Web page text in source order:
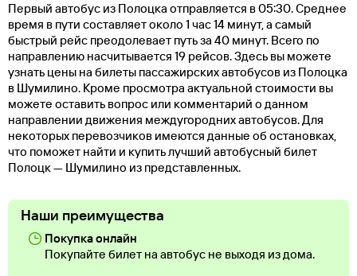
Первый автобус из Полоцка отправляется в 05:30. Среднее
время в пути составляет около 1 час 14 минут, а самый
быстрый рейс преодолевает путь за 40 минут. Всего по
направлению насчитывается 19 рейсов. Здесь вы можете
узнать цены на билеты пассажирских автобусов из Полоцка
в Шумилино. Кроме просмотра актуальной стоимости вы
можете оставить вопрос или комментарий о данном
направлении движения междугородних автобусов. Для
некоторых перевозчиков имеются данные об остановках,
что поможет найти и купить лучший автобусный билет
Полоцк — Шумилино из представленных.
Наши преимущества
Покупка онлайн
Покупайте билет на автобус не выходя из дома.